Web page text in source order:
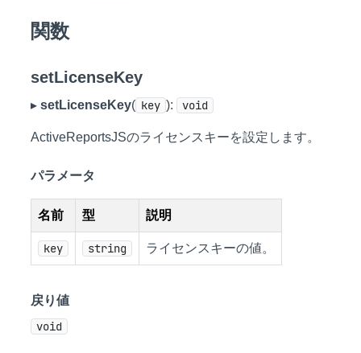
関数
setLicenseKey
▸ setLicenseKey( key ): void
ActiveReportsJSのライセンスキーを設定します。
パラメータ
名前 型 説明
key string ライセンスキーの値。
戻り値
void